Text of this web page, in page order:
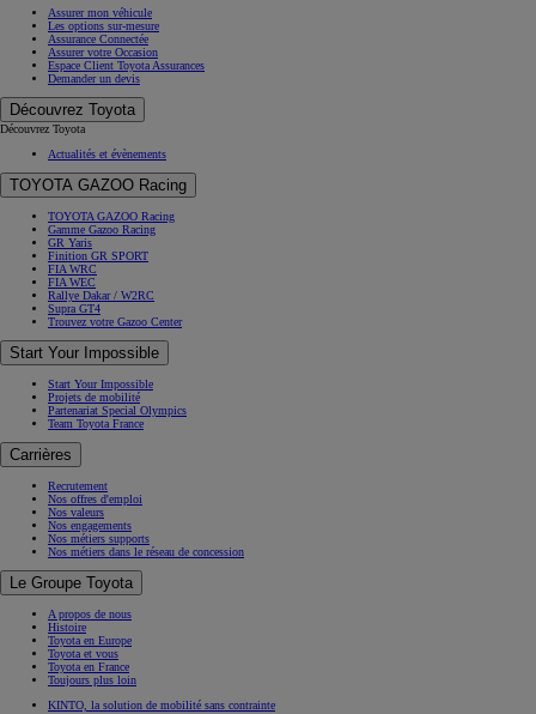
Assurer mon véhicule
Les options sur-mesure
Assurance Connectée
Assurer votre Occasion
Espace Client Toyota Assurances
Demander un devis
Découvrez Toyota
Découvrez Toyota
Actualités et évènements
TOYOTA GAZOO Racing
TOYOTA GAZOO Racing
Gamme Gazoo Racing
GR Yaris
Finition GR SPORT
FIA WRC
FIA WEC
Rallye Dakar / W2RC
Supra GT4
Trouvez votre Gazoo Center
Start Your Impossible
Start Your Impossible
Projets de mobilité
Partenariat Special Olympics
Team Toyota France
Carrières
Recrutement
Nos offres d'emploi
Nos valeurs
Nos engagements
Nos métiers supports
Nos métiers dans le réseau de concession
Le Groupe Toyota
A propos de nous
Histoire
Toyota en Europe
Toyota et vous
Toyota en France
Toujours plus loin
KINTO, la solution de mobilité sans contrainte